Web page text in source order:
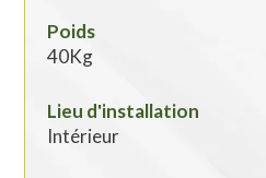
Poids
40Kg
Lieu d'installation
Intérieur